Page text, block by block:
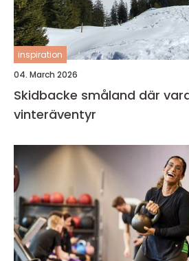
inspiration
04. March 2026
Skidbacke småland där vardagen möter
vinteräventyr